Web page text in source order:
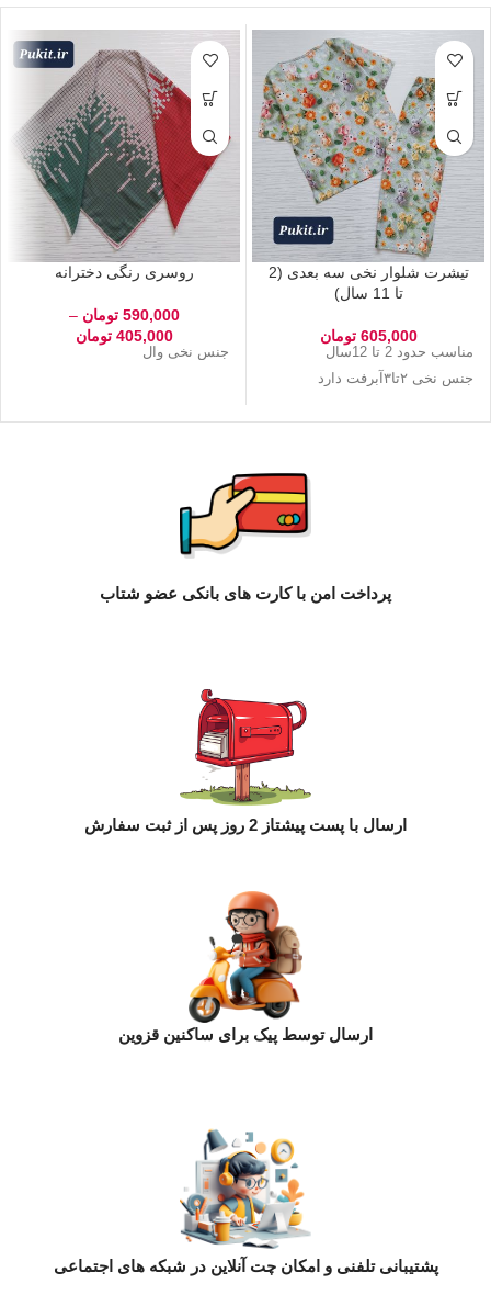
تیشرت شلوار نخی سه بعدی (2
تا 11 سال)
605,000 تومان
مناسب حدود 2 تا 12سال
جنس نخی ۲تا۳آبرفت دارد
روسری رنگی دخترانه
590,000 تومان –
405,000 تومان
جنس نخی وال
پرداخت امن با کارت های بانکی عضو شتاب
ارسال با پست پیشتاز 2 روز پس از ثبت سفارش
ارسال توسط پیک برای ساکنین قزوین
پشتیبانی تلفنی و امکان چت آنلاین در شبکه های اجتماعی